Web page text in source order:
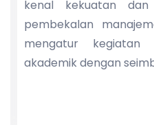
kenal kekuatan
pembekalan
mengatur
akademik dengan